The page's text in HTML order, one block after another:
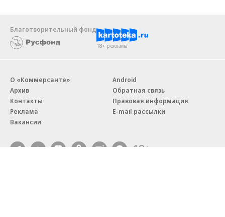
Благотворительный фонд
18+ реклама
О «Коммерсанте»
Архив
Контакты
Реклама
Вакансии
Android
Обратная связь
Правовая информация
E-mail рассылки
18+